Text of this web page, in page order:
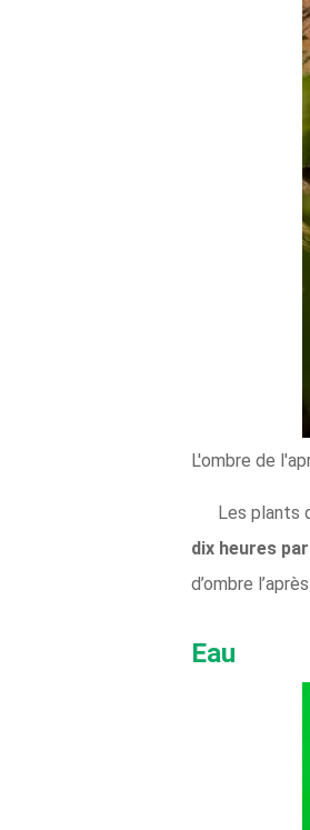
L'ombre de
Les plants
dix heures
d’ombre
Eau